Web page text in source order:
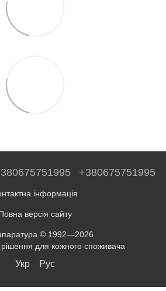
+380675751995
інформація
версія сайту
© 1992—2026
рішення для кожного споживача
Укр Рус